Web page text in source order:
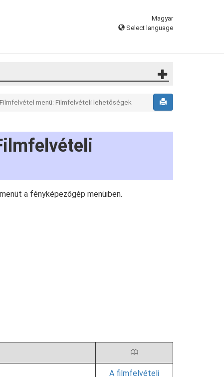
Magyar
Select language
menü: Filmfelvételi lehetőségek
menüt a fényképezőgép menüiben.
0
A filmfelvételi